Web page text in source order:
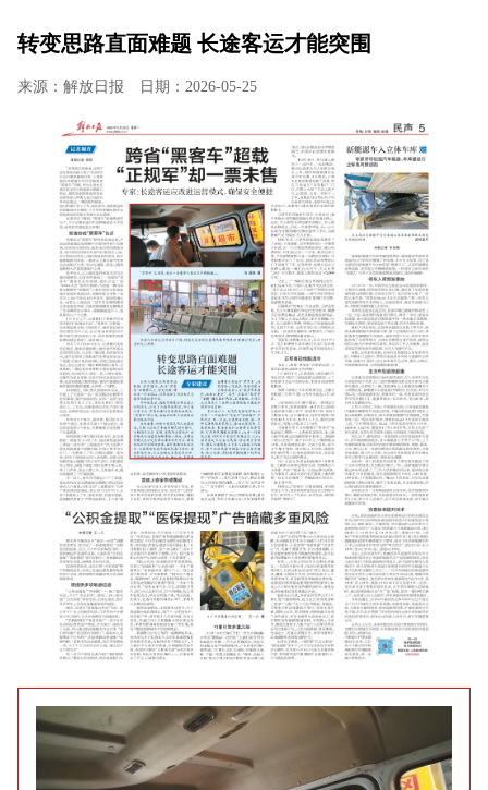
转变思路直面难题 长途客运才能突围
来源：解放日报 日期：2026-05-25